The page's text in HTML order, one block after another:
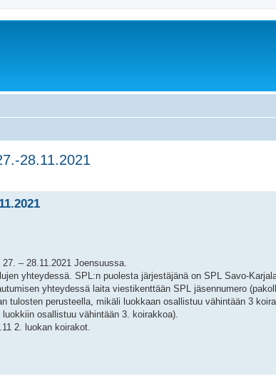
28.11.2021
– 28.11.2021 Joensuussa.
yhteydessä. SPL:n puolesta järjestäjänä on SPL Savo-
yhteydessä laita viestikenttään SPL jäsennumero
tulosten perusteella, mikäli luokkaan osallistuu vähintään 3
osallistuu vähintään 3. koirakkoa).
2. luokan koirakot.